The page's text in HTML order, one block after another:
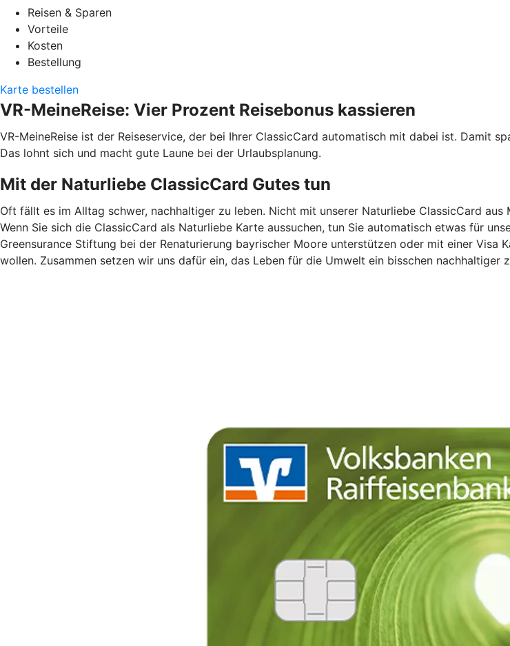
Reisen & Sparen
Vorteile
Kosten
Bestellung
Karte bestellen
VR-MeineReise: Vier Prozent Reisebonus kassieren
VR-MeineReise ist der Reiseservice, der bei Ihrer ClassicCard automatisch mit dabei ist. Damit
Das lohnt sich und macht gute Laune bei der Urlaubsplanung.
Mit der Naturliebe ClassicCard Gutes tun
Oft fällt es im Alltag schwer, nachhaltiger zu leben. Nicht mit unserer Naturliebe ClassicCard aus
Wenn Sie sich die ClassicCard als Naturliebe Karte aussuchen, tun Sie automatisch etwas für
Greensurance Stiftung bei der Renaturierung bayrischer Moore unterstützen oder mit einer
wollen. Zusammen setzen wir uns dafür ein, das Leben für die Umwelt ein bisschen nachhaltiger